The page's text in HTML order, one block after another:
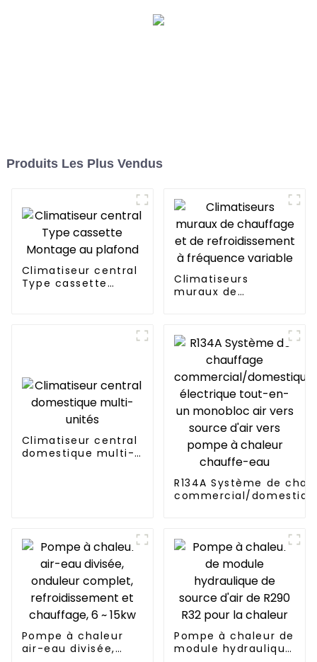
Produits Les Plus Vendus
Climatiseur central
Type cassette
Climatiseurs
muraux de
Climatiseur central
domestique multi-
R134A Système de
commercial/
chaleur chauffe-eau
Pompe à chaleur
air-eau divisée,
Pompe à chaleur de
module hydraulique